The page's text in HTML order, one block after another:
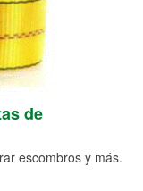
de
escombros y más.